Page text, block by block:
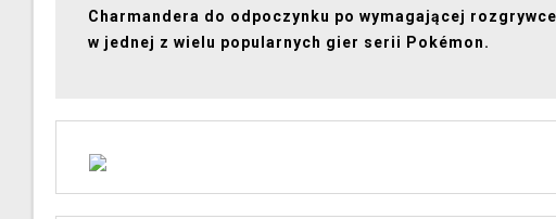
Charmandera do odpoczynku po wymagającej rozgrywce
w jednej z wielu popularnych gier serii Pokémon.